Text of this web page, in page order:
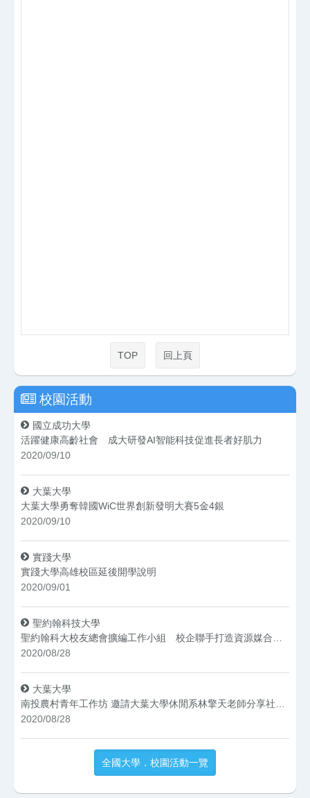
TOP 回上頁
校園活動
國立成功大學
活躍健康高齡社會 成大研發AI智能科技促進長者好肌力
2020/09/10
大葉大學
大葉大學勇奪韓國WiC世界創新發明大賽5金4銀
2020/09/10
實踐大學
實踐大學高雄校區延後開學說明
2020/09/01
聖約翰科技大學
2020/08/28
大葉大學
2020/08/28
全國大學．校園活動一覽